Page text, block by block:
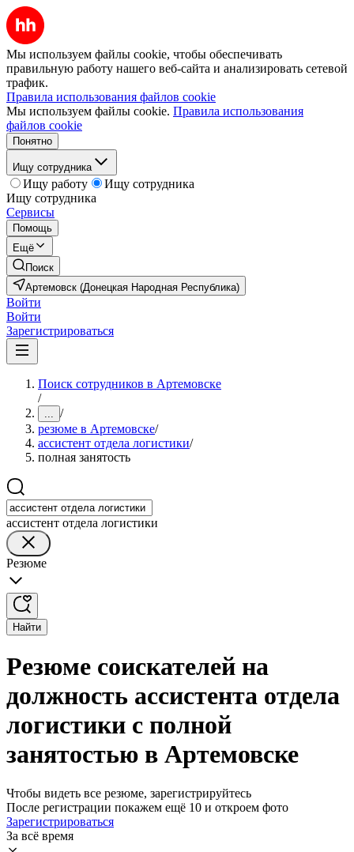
Мы используем файлы cookie, чтобы обеспечивать
правильную работу нашего веб-сайта и анализировать сетевой
трафик.
Правила использования файлов cookie
Мы используем файлы cookie. Правила использования
файлов cookie
Понятно
Ищу сотрудника
Ищу работу
Ищу сотрудника
Ищу сотрудника
Сервисы
Помощь
Ещё
Поиск
Артемовск (Донецкая Народная Республика)
Войти
Войти
Зарегистрироваться
Поиск сотрудников в Артемовске
/
... /
резюме в Артемовске/
ассистент отдела логистики/
полная занятость
ассистент отдела логистики
Резюме
Найти
Резюме соискателей на
должность ассистента отдела
логистики с полной
занятостью в Артемовске
Чтобы видеть все резюме, зарегистрируйтесь
После регистрации покажем ещё 10 и откроем фото
Зарегистрироваться
За всё время